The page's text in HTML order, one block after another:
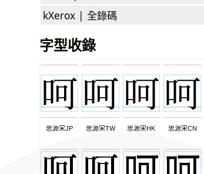
kXerox | 全錄碼
字型收錄
思源宋JP 思源宋TW 思源宋HK 思源宋CN